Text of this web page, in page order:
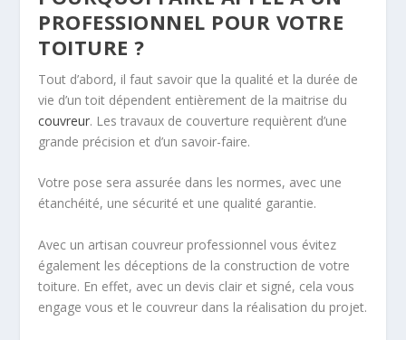
PROFESSIONNEL POUR VOTRE
TOITURE ?
Tout d’abord, il faut savoir que la qualité et la durée de
vie d’un toit dépendent entièrement de la maitrise du
couvreur. Les travaux de couverture requièrent d’une
grande précision et d’un savoir-faire.
Votre pose sera assurée dans les normes, avec une
étanchéité, une sécurité et une qualité garantie.
Avec un artisan couvreur professionnel vous évitez
également les déceptions de la construction de votre
toiture. En effet, avec un devis clair et signé, cela vous
engage vous et le couvreur dans la réalisation du projet.